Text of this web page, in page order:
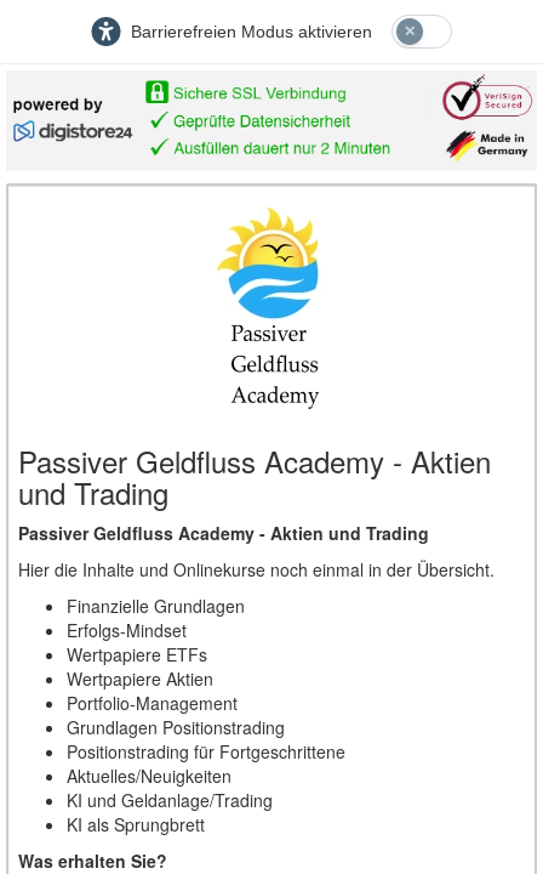
Barrierefreien Modus aktivieren
Passiver Geldfluss Academy - Aktien
und Trading
Passiver Geldfluss Academy - Aktien und Trading
Hier die Inhalte und Onlinekurse noch einmal in der Übersicht.
Finanzielle Grundlagen
Erfolgs-Mindset
Wertpapiere ETFs
Wertpapiere Aktien
Portfolio-Management
Grundlagen Positionstrading
Positionstrading für Fortgeschrittene
Aktuelles/Neuigkeiten
KI und Geldanlage/Trading
KI als Sprungbrett
Was erhalten Sie?